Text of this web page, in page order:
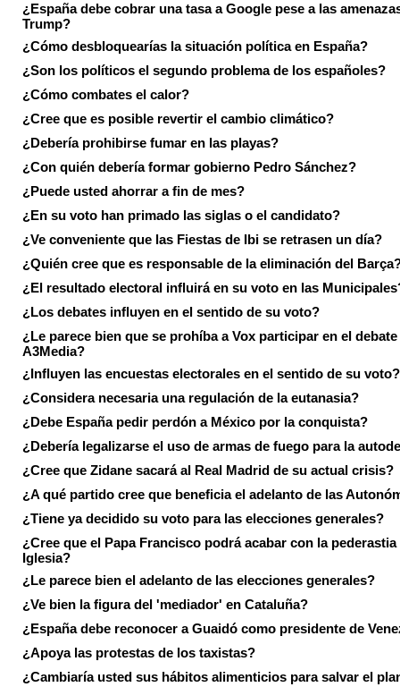
¿España debe cobrar una tasa a Google pese a las
Trump?
¿Cómo desbloquearías la situación política en España?
¿Son los políticos el segundo problema de los españoles?
¿Cómo combates el calor?
¿Cree que es posible revertir el cambio climático?
¿Debería prohibirse fumar en las playas?
¿Con quién debería formar gobierno Pedro Sánchez?
¿Puede usted ahorrar a fin de mes?
¿En su voto han primado las siglas o el candidato?
¿Ve conveniente que las Fiestas de Ibi se retrasen un día?
¿Quién cree que es responsable de la eliminación del
¿El resultado electoral influirá en su voto en las
¿Los debates influyen en el sentido de su voto?
¿Le parece bien que se prohíba a Vox participar en el debate
A3Media?
¿Influyen las encuestas electorales en el sentido de su voto?
¿Considera necesaria una regulación de la eutanasia?
¿Debe España pedir perdón a México por la conquista?
¿Debería legalizarse el uso de armas de fuego para la
¿Cree que Zidane sacará al Real Madrid de su actual crisis?
¿A qué partido cree que beneficia el adelanto de las
¿Tiene ya decidido su voto para las elecciones generales?
¿Cree que el Papa Francisco podrá acabar con la pederastia
Iglesia?
¿Le parece bien el adelanto de las elecciones generales?
¿Ve bien la figura del 'mediador' en Cataluña?
¿España debe reconocer a Guaidó como presidente de
¿Apoya las protestas de los taxistas?
¿Cambiaría usted sus hábitos alimenticios para salvar el